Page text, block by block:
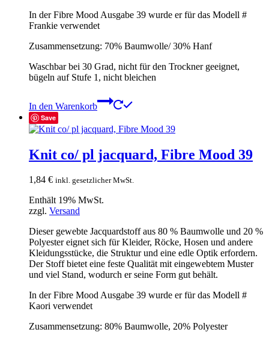
In der Fibre Mood Ausgabe 39 wurde er für das Modell #
Frankie verwendet
Zusammensetzung: 70% Baumwolle/ 30% Hanf
Waschbar bei 30 Grad, nicht für den Trockner geeignet,
bügeln auf Stufe 1, nicht bleichen
In den Warenkorb
Save
Knit co/ pl jacquard, Fibre Mood 39
1,84 € inkl. gesetzlicher MwSt.
Enthält 19% MwSt.
zzgl. Versand
Dieser gewebte Jacquardstoff aus 80 % Baumwolle und 20 %
Polyester eignet sich für Kleider, Röcke, Hosen und andere
Kleidungsstücke, die Struktur und eine edle Optik erfordern.
Der Stoff bietet eine feste Qualität mit eingewebtem Muster
und viel Stand, wodurch er seine Form gut behält.
In der Fibre Mood Ausgabe 39 wurde er für das Modell #
Kaori verwendet
Zusammensetzung: 80% Baumwolle, 20% Polyester